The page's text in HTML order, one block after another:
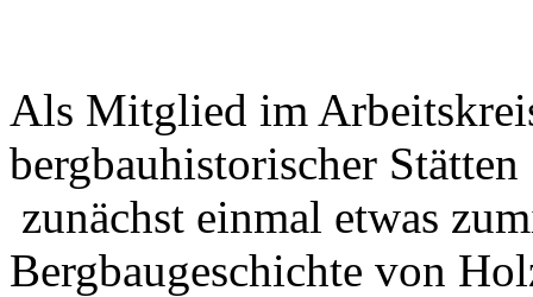
Als Mitglied im
bergbauhistorischer
zunächst einmal etwas
Bergbaugeschichte von